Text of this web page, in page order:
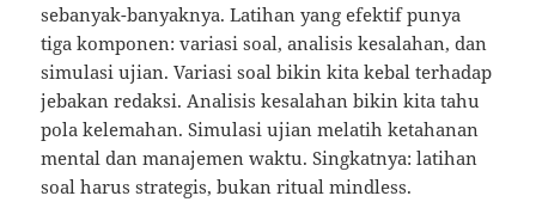
sebanyak-banyaknya. Latihan yang efektif punya
tiga komponen: variasi soal, analisis kesalahan, dan
simulasi ujian. Variasi soal bikin kita kebal terhadap
jebakan redaksi. Analisis kesalahan bikin kita tahu
pola kelemahan. Simulasi ujian melatih ketahanan
mental dan manajemen waktu. Singkatnya: latihan
soal harus strategis, bukan ritual mindless.